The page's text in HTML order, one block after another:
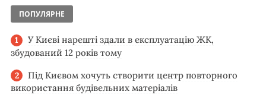
ПОПУЛЯРНЕ
У Києві нарешті здали в експлуатацію ЖК,
збудований 12 років тому
Під Києвом хочуть створити центр повторного
використання будівельних матеріалів